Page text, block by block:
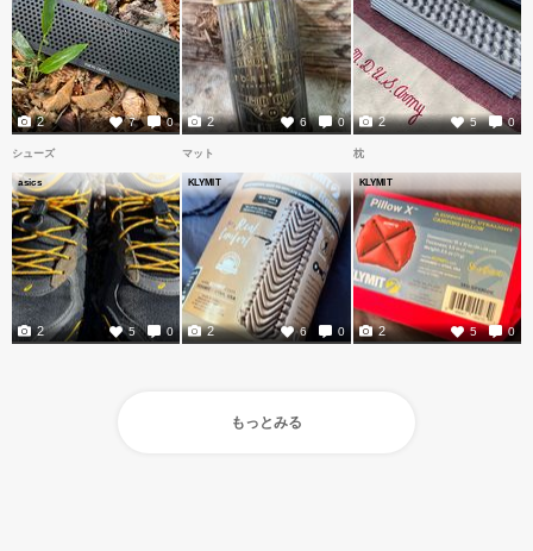
7 0
2 6 0
2 5 0
2
シューズ
asics
5 0
2
マット
KLYMIT
6 0
2
枕
KLYMIT
5 0
2
もっとみる